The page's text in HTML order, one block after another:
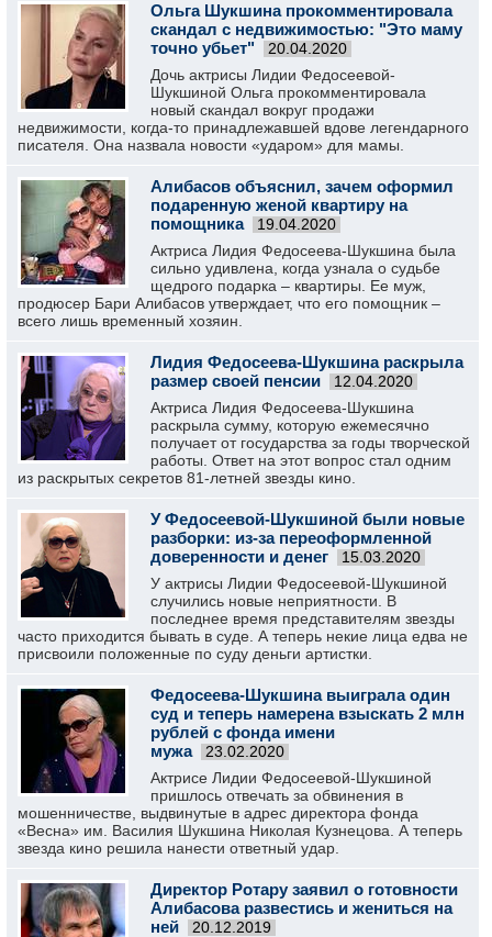
Ольга Шукшина прокомментировала
скандал с недвижимостью: "Это маму
точно убьет"
20.04.2020
Дочь актрисы Лидии Федосеевой-
Шукшиной Ольга прокомментировала
новый скандал вокруг продажи
недвижимости, когда-то принадлежавшей вдове легендарного
писателя. Она назвала новости «ударом» для мамы.
Алибасов объяснил, зачем оформил
подаренную женой квартиру на
помощника
19.04.2020
Актриса Лидия Федосеева-Шукшина была
сильно удивлена, когда узнала о судьбе
щедрого подарка – квартиры. Ее муж,
продюсер Бари Алибасов утверждает, что его помощник –
всего лишь временный хозяин.
Лидия Федосеева-Шукшина раскрыла
размер своей пенсии
12.04.2020
Актриса Лидия Федосеева-Шукшина
раскрыла сумму, которую ежемесячно
получает от государства за годы творческой
работы. Ответ на этот вопрос стал одним
из раскрытых секретов 81-летней звезды кино.
У Федосеевой-Шукшиной были новые
разборки: из-за переоформленной
доверенности и денег
15.03.2020
У актрисы Лидии Федосеевой-Шукшиной
случились новые неприятности. В
последнее время представителям звезды
часто приходится бывать в суде. А теперь некие лица едва не
присвоили положенные по суду деньги артистки.
Федосеева-Шукшина выиграла один
суд и теперь намерена взыскать 2 млн
рублей с фонда имени
мужа
23.02.2020
Актрисе Лидии Федосеевой-Шукшиной
пришлось отвечать за обвинения в
мошенничестве, выдвинутые в адрес директора фонда
«Весна» им. Василия Шукшина Николая Кузнецова. А теперь
звезда кино решила нанести ответный удар.
Директор Ротару заявил о готовности
Алибасова развестись и жениться на
ней
20.12.2019